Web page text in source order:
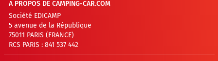
A PROPOS DE CAMPING-CAR.COM
Société EDICAMP
5 avenue de la République
75011 PARIS (FRANCE)
RCS PARIS : 841 537 442